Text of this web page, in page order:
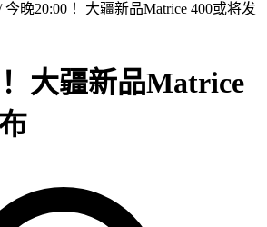
今晚20:00 ！大疆新品Matrice 400或将发
大疆新品Matrice